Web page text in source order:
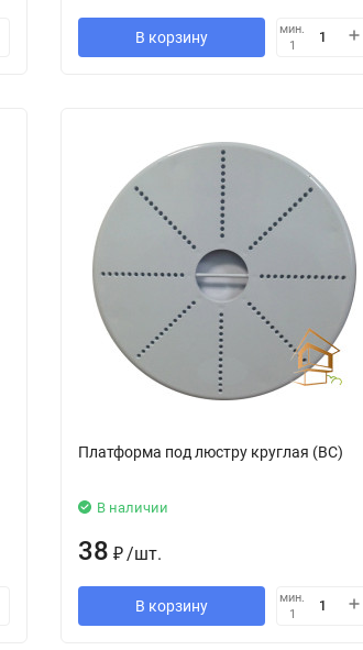
В корзину
мин.
1
Платформа под люстру круглая (ВС)
В наличии
38 ₽ /шт.
В корзину
мин.
1